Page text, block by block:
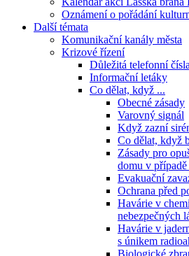
Oznámení o pořádání
Další témata
Komunikační kanály města
Krizové řízení
Důležitá telefonní čísla
Informační letáky
Co dělat, když ...
Obecné zásady
Varovný signál
Když zazní
Co dělat, když
Zásady pro
domu v případě
Evakuační
Ochrana před
Havárie v
nebezpečných
Havárie v
s únikem
Biologické